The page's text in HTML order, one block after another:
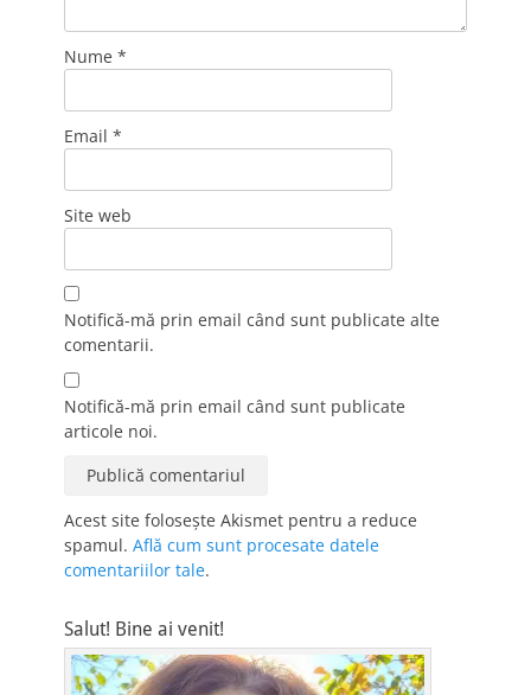
Nume *
Email *
Site web
Notifică-mă prin email când sunt publicate alte
comentarii.
Notifică-mă prin email când sunt publicate
articole noi.
Acest site folosește Akismet pentru a reduce
spamul. Află cum sunt procesate datele
comentariilor tale.
Salut! Bine ai venit!